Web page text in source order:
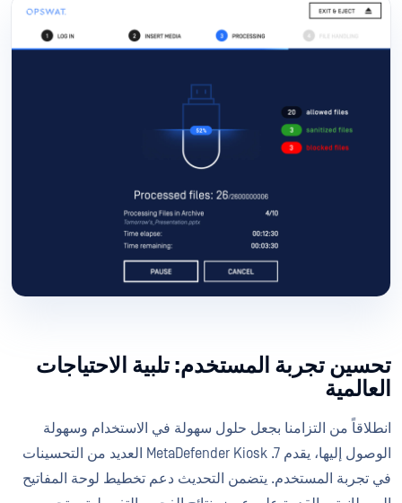
تحسين تجربة المستخدم: تلبية الاحتياجات
العالمية
انطلاقاً من التزامنا بجعل حلول سهولة في الاستخدام وسهولة
الوصول إليها، يقدم MetaDefender Kiosk .7 العديد من التحسينات
في تجربة المستخدم. يتضمن التحديث دعم تخطيط لوحة المفاتيح